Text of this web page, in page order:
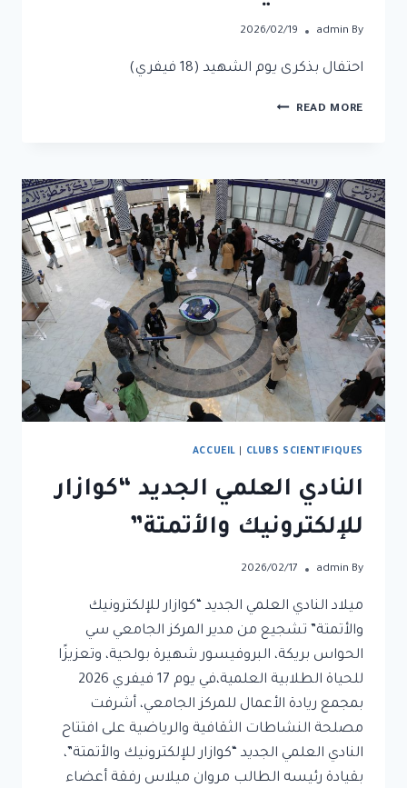
By
admin
2026/02/19
احتفال بذكرى يوم الشهيد (18 فيفري)
READ MORE
ACCUEIL CLUBS SCIENTIFIQUES
النادي العلمي الجديد “كوازار
للإلكترونيك والأتمتة”
By
admin
2026/02/17
ميلاد النادي العلمي الجديد “كوازار للإلكترونيك
والأتمتة” تشجيع من مدير المركز الجامعي سي
الحواس بريكة، البروفيسور شهيرة بولحية، وتعزيزًا
للحياة الطلابية العلمية،في يوم 17 فيفري 2026
بمجمع ريادة الأعمال للمركز الجامعي، أشرفت
مصلحة النشاطات الثقافية والرياضية على افتتاح
النادي العلمي الجديد “كوازار للإلكترونيك والأتمتة”،
بقيادة رئيسه الطالب مروان ميلاس رفقة أعضاء